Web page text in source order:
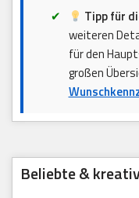
Tipp für
weiteren
für den
großen
Beliebte &